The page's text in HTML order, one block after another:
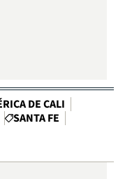
DE CALI
SANTA FE